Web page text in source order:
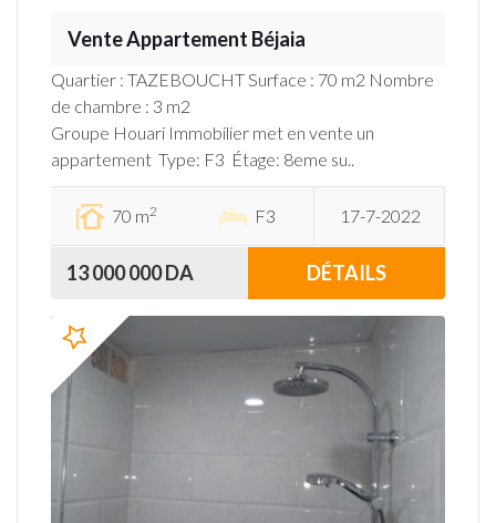
Vente Appartement Béjaia
Quartier : TAZEBOUCHT Surface : 70 m2 Nombre
de chambre : 3 m2
Groupe Houari Immobilier met en vente un
appartement Type: F3 Étage: 8eme su..
70 m2 F3 17-7-2022
13 000 000 DA DÉTAILS